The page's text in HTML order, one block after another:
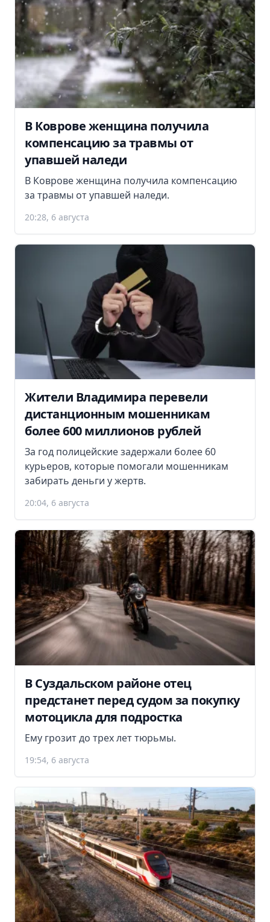
В Коврове женщина получила
компенсацию за травмы от
упавшей наледи
В Коврове женщина получила компенсацию
за травмы от упавшей наледи.
20:28, 6 августа
Жители Владимира перевели
дистанционным мошенникам
более 600 миллионов рублей
За год полицейские задержали более 60
курьеров, которые помогали мошенникам
забирать деньги у жертв.
20:04, 6 августа
В Суздальском районе отец
предстанет перед судом за покупку
мотоцикла для подростка
Ему грозит до трех лет тюрьмы.
19:54, 6 августа